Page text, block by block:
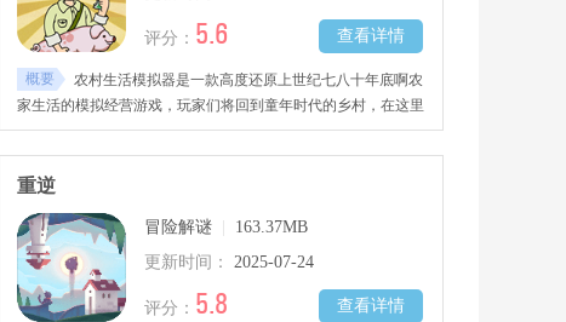
查看详情
评分： 5.6
概要
农村生活模拟器是一款高度还原上世纪七八十年底啊农
家生活的模拟经营游戏，玩家们将回到童年时代的乡村，在这里
开荒种田
重逆
冒险解谜
163.37MB
更新时间：
2025-07-24
查看详情
评分： 5.8